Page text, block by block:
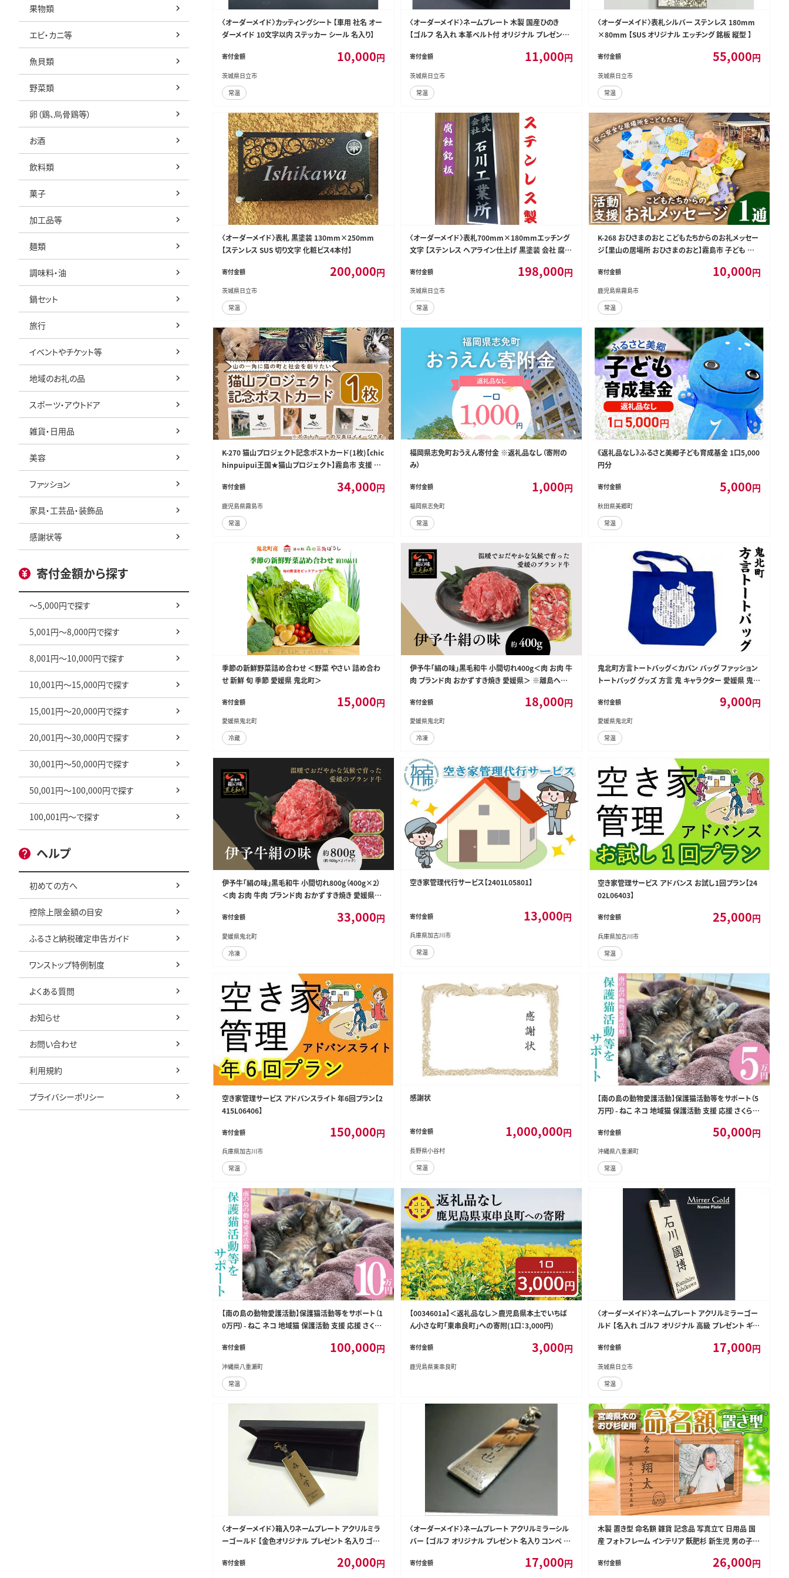
果物類
エビ・カニ等
魚貝類
野菜類
卵（鶏、烏骨鶏等）
お酒
飲料類
菓子
加工品等
麺類
調味料・油
鍋セット
旅行
イベントやチケット等
地域のお礼の品
スポーツ・アウトドア
雑貨・日用品
美容
ファッション
家具・工芸品・装飾品
感謝状等
寄付金額から探す
～5,000円で探す
5,001円～8,000円で探す
8,001円～10,000円で探す
10,001円～15,000円で探す
15,001円～20,000円で探す
20,001円～30,000円で探す
30,001円～50,000円で探す
50,001円～100,000円で探す
100,001円～で探す
ヘルプ
初めての方へ
控除上限金額の目安
ふるさと納税確定申告ガイド
ワンストップ特例制度
よくある質問
お知らせ
お問い合わせ
利用規約
プライバシーポリシー
〈オーダーメイド〉カッティングシート 【車用 社名 オー
ダーメイド 10文字以内 ステッカー シール 名入り】
寄付金額 10,000円
茨城県日立市
常温
〈オーダーメイド〉ネームプレート 木製 国産ひのき
【ゴルフ 名入れ 本革ベルト付 オリジナル プレゼント
寄付金額 11,000円
茨城県日立市
常温
〈オーダーメイド〉表札シルバー ステンレス 180mm
×80mm 【SUS オリジナル エッチング 銘板 縦型 】
寄付金額 55,000円
茨城県日立市
常温
〈オーダーメイド〉表札 黒塗装 130mm×250mm
【ステンレス SUS 切り文字 化粧ビス4本付】
寄付金額 200,000円
茨城県日立市
常温
〈オーダーメイド〉表札700mm×180mmエッチング
文字 【ステンレス ヘアライン仕上げ 黒塗装 会社 腐蝕
寄付金額 198,000円
茨城県日立市
常温
K-268 おひさまのおと こどもたちからのお礼メッセー
ジ【里山の居場所 おひさまのおと】霧島市 子ども 支
寄付金額 10,000円
鹿児島県霧島市
常温
K-270 猫山プロジェクト記念ポストカード(1枚)【chic
hinpuipui王国★猫山プロジェクト】霧島市 支援 応
寄付金額 34,000円
鹿児島県霧島市
常温
福岡県志免町おうえん寄付金 ※返礼品なし（寄附の
み）
寄付金額 1,000円
福岡県志免町
常温
《返礼品なし》ふるさと美郷子ども育成基金 1口5,000
円分
寄付金額 5,000円
秋田県美郷町
常温
季節の新鮮野菜詰め合わせ ＜野菜 やさい 詰め合わ
せ 新鮮 旬 季節 愛媛県 鬼北町＞
寄付金額 15,000円
愛媛県鬼北町
冷蔵
伊予牛「絹の味」黒毛和牛 小間切れ400g＜肉 お肉 牛
肉 ブランド肉 おかず すき焼き 愛媛県＞ ※離島への
寄付金額 18,000円
愛媛県鬼北町
冷凍
鬼北町方言トートバッグ＜カバン バッグ ファッション
トートバッグ グッズ 方言 鬼 キャラクター 愛媛県 鬼北
寄付金額 9,000円
愛媛県鬼北町
常温
伊予牛「絹の味」黒毛和牛 小間切れ800g（400g×2）
＜肉 お肉 牛肉 ブランド肉 おかず すき焼き 愛媛県＞
寄付金額 33,000円
愛媛県鬼北町
冷凍
空き家管理代行サービス【2401L05801】
寄付金額 13,000円
兵庫県加古川市
常温
空き家管理サービス アドバンス お試し1回プラン【24
02L06403】
寄付金額 25,000円
兵庫県加古川市
常温
空き家管理サービス アドバンスライト 年6回プラン【2
415L06406】
寄付金額 150,000円
兵庫県加古川市
常温
感謝状
寄付金額 1,000,000円
長野県小谷村
常温
【南の島の動物愛護活動】保護猫活動等をサポート（5
万円）- ねこ ネコ 地域猫 保護活動 支援 応援 さくらね
寄付金額 50,000円
沖縄県八重瀬町
常温
【南の島の動物愛護活動】保護猫活動等をサポート（1
0万円）- ねこ ネコ 地域猫 保護活動 支援 応援 さくら
寄付金額 100,000円
沖縄県八重瀬町
常温
【0034601a】＜返礼品なし＞鹿児島県本土でいちば
ん小さな町「東串良町」への寄附(1口：3,000円)
寄付金額 3,000円
鹿児島県東串良町
〈オーダーメイド〉ネームプレート アクリルミラーゴー
ルド 【名入れ ゴルフ オリジナル 高級 プレゼント ギフ
寄付金額 17,000円
茨城県日立市
常温
〈オーダーメイド〉箱入りネームプレート アクリルミラ
ーゴールド 【金色オリジナル プレゼント 名入り ゴル
寄付金額 20,000円
〈オーダーメイド〉ネームプレート アクリルミラーシル
バー 【ゴルフ オリジナル プレゼント 名入り コンペ 景
寄付金額 17,000円
木製 置き型 命名額 雑貨 記念品 写真立て 日用品 国
産 フォトフレーム インテリア 飫肥杉 新生児 男の子
品 オシャレ おすすめ お祝い 贈り物 ギフト プレゼント
寄付金額 26,000円